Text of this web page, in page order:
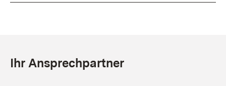
Ihr Ansprechpartner